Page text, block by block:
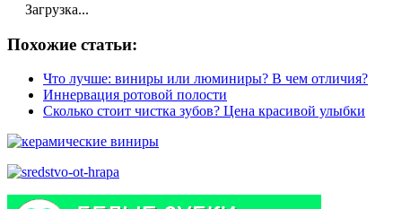
Загрузка...
Похожие статьи:
Что лучше: виниры или люминиры? В чем отличия?
Иннервация ротовой полости
Сколько стоит чистка зубов? Цена красивой улыбки